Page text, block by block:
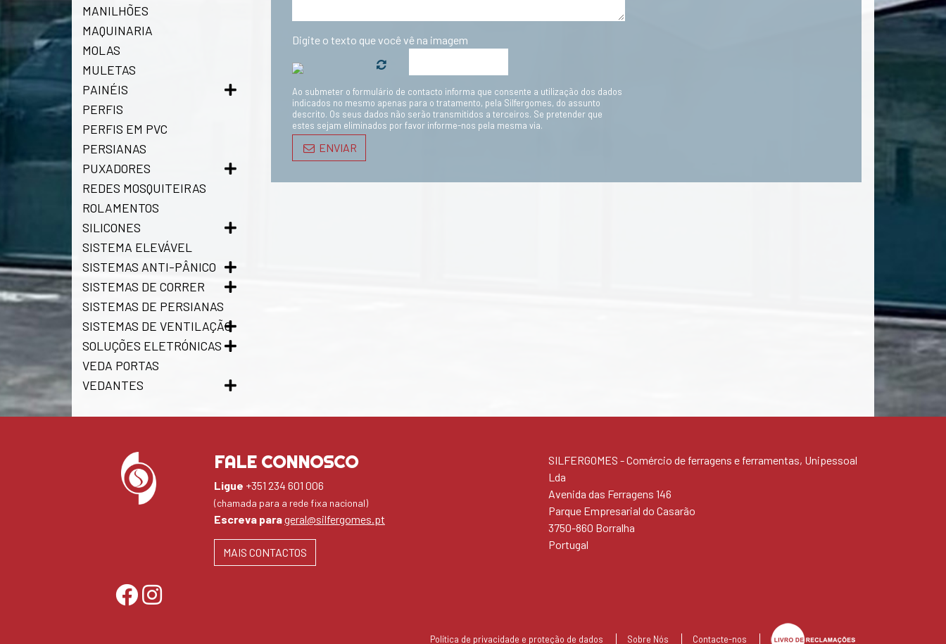
MANILHÕES
MAQUINARIA
MOLAS
MULETAS
PAINÉIS
PERFIS
PERFIS EM PVC
PERSIANAS
PUXADORES
REDES MOSQUITEIRAS
ROLAMENTOS
SILICONES
SISTEMA ELEVÁVEL
SISTEMAS ANTI-PÂNICO
SISTEMAS DE CORRER
SISTEMAS DE PERSIANAS
SISTEMAS DE VENTILAÇÃO
SOLUÇÕES ELETRÓNICAS
VEDA PORTAS
VEDANTES
Digite o texto que você vê na imagem
Ao submeter o formulário de contacto informa que consente a utilização dos dados
indicados no mesmo apenas para o tratamento, pela Silfergomes, do assunto
descrito. Os seus dados não serão transmitidos a terceiros. Se pretender que
estes sejam eliminados por favor informe-nos pela mesma via.
ENVIAR
FALE CONNOSCO
Ligue +351 234 601 006
(chamada para a rede fixa nacional)
Escreva parageral@silfergomes.pt
MAIS CONTACTOS
SILFERGOMES - Comércio de ferragens e ferramentas, Unipessoal
Lda
Avenida das Ferragens 146
Parque Empresarial do Casarão
3750-860 Borralha
Portugal
Política de privacidade e proteção de dados Sobre Nós Contacte-nos